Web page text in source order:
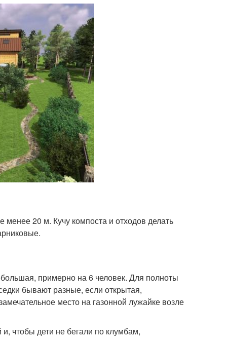
20 м. Кучу компоста и отходов делать
примерно на 6 человек. Для полноты
бывают разные, если открытая,
место на газонной лужайке возле
чтобы дети не бегали по клумбам,